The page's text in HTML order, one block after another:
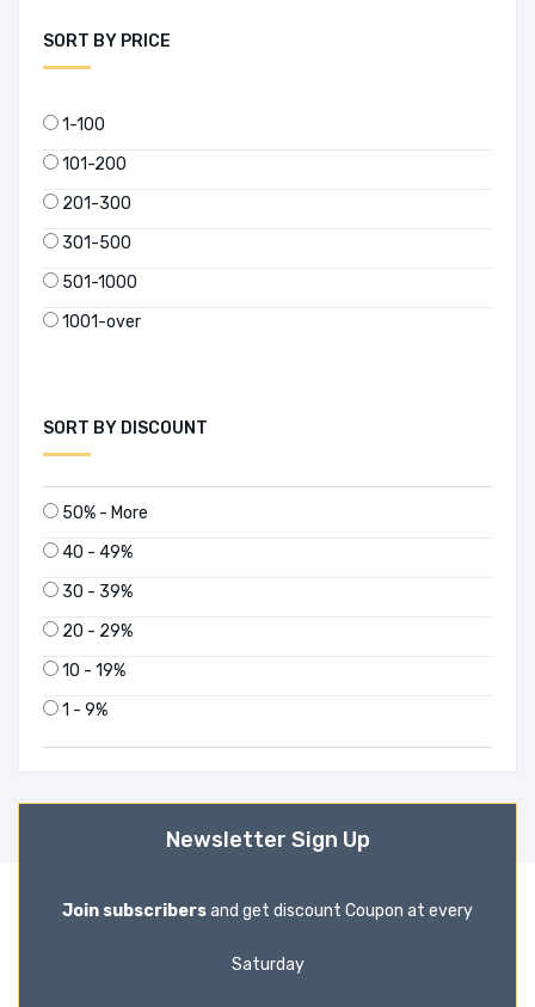
SORT BY PRICE
1-100
101-200
201-300
301-500
501-1000
1001-over
SORT BY DISCOUNT
50% - More
40 - 49%
30 - 39%
20 - 29%
10 - 19%
1 - 9%
Newsletter Sign Up
Join subscribersand get discount Coupon at every
Saturday